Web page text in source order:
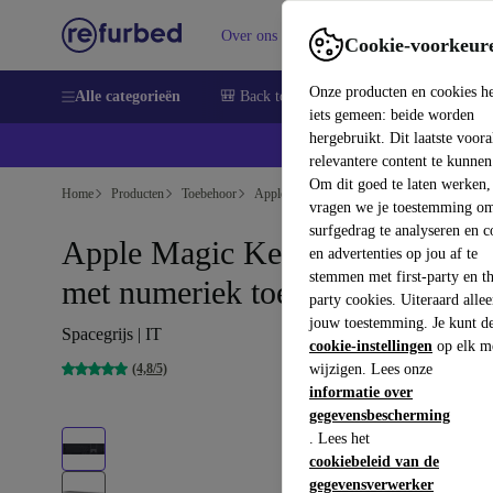
Cookie-
Onze producten en cookies
iets gemeen: beide worden
hergebruikt. Dit laatste
relevantere content te
Om dit goed te laten werken,
vragen we je toestemming
surfgedrag te analyseren en
en advertenties op jou af te
stemmen met first-party en
party cookies. Uiteraard
jouw toestemming. Je kunt
cookie-instellingen op elk
wijzigen. Lees onze
informatie over
gegevensbescherming
. Lees het
cookiebeleid van de
gegevensverwerker
Over ons Verkopen Support
Alle categorieën 🎒 Back to school Smartphones
Home Producten Toebehoor Apple Accessoires
Apple Magic Keyboard 2017
met numeriek toetsenblok
Spacegrijs | IT
(4,8/5)